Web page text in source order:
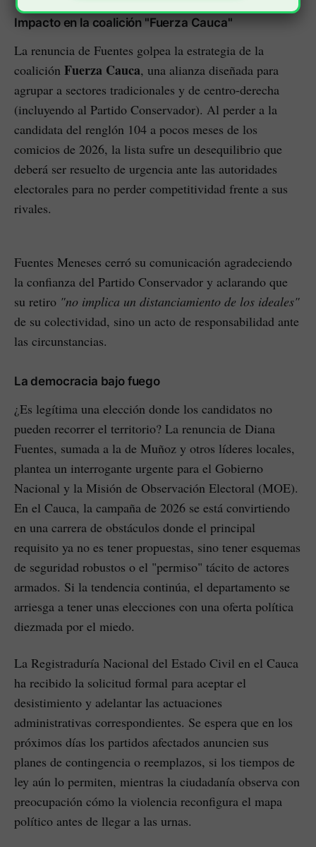
Impacto en la coalición "Fuerza Cauca"
La renuncia de Fuentes golpea la estrategia de la
coalición Fuerza Cauca, una alianza diseñada para
agrupar a sectores tradicionales y de centro-derecha
(incluyendo al Partido Conservador). Al perder a la
candidata del renglón 104 a pocos meses de los
comicios de 2026, la lista sufre un desequilibrio que
deberá ser resuelto de urgencia ante las autoridades
electorales para no perder competitividad frente a sus
rivales.
Fuentes Meneses cerró su comunicación agradeciendo
la confianza del Partido Conservador y aclarando que
su retiro "no implica un distanciamiento de los ideales"
de su colectividad, sino un acto de responsabilidad ante
las circunstancias.
La democracia bajo fuego
¿Es legítima una elección donde los candidatos no
pueden recorrer el territorio? La renuncia de Diana
Fuentes, sumada a la de Muñoz y otros líderes locales,
plantea un interrogante urgente para el Gobierno
Nacional y la Misión de Observación Electoral (MOE).
En el Cauca, la campaña de 2026 se está convirtiendo
en una carrera de obstáculos donde el principal
requisito ya no es tener propuestas, sino tener esquemas
de seguridad robustos o el "permiso" tácito de actores
armados. Si la tendencia continúa, el departamento se
arriesga a tener unas elecciones con una oferta política
diezmada por el miedo.
La Registraduría Nacional del Estado Civil en el Cauca
ha recibido la solicitud formal para aceptar el
desistimiento y adelantar las actuaciones
administrativas correspondientes. Se espera que en los
próximos días los partidos afectados anuncien sus
planes de contingencia o reemplazos, si los tiempos de
ley aún lo permiten, mientras la ciudadanía observa con
preocupación cómo la violencia reconfigura el mapa
político antes de llegar a las urnas.